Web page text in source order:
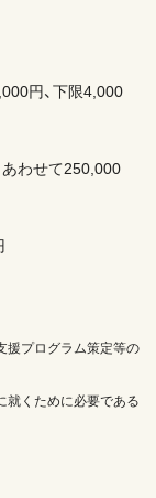
円、下限4,000
わせて250,000
援プログラム策定等の
就くために必要である